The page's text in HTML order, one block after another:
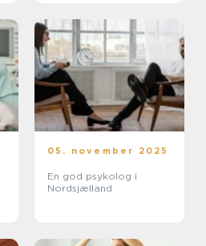
05. november 2025
En god psykolog i
Nordsjælland